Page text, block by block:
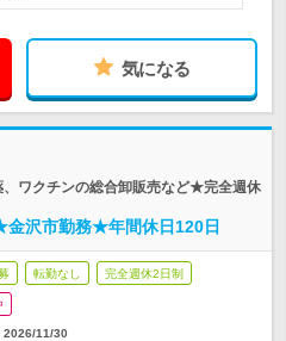
気になる
ワクチンの総合卸販売など★完全週休
沢市勤務★年間休日120日
転勤なし 完全週休2日制
2026/11/30